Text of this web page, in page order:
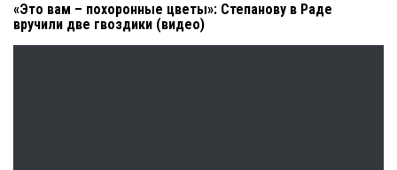
«Это вам – похоронные цветы»: Степанову в Раде
вручили две гвоздики (видео)